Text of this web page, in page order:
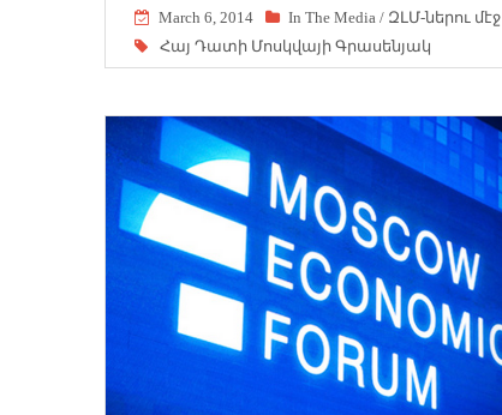
March 6, 2014
In The Media / ԶԼՄ-ներու մէջ
Հայ Դատի Մոսկվայի Գրասենյակ